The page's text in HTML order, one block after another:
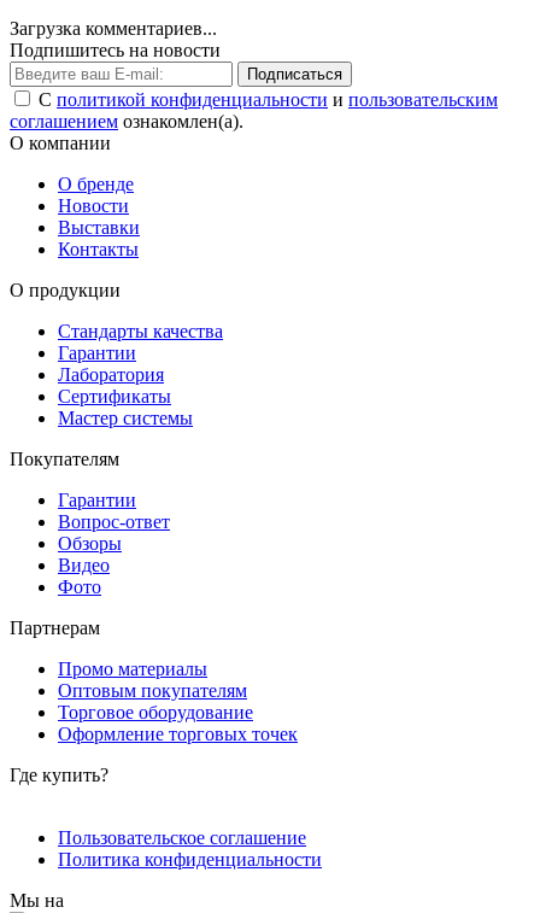
Загрузка комментариев...
Подпишитесь на новости
Подписаться
С политикой конфиденциальности и пользовательским
соглашением ознакомлен(а).
О компании
О бренде
Новости
Выставки
Контакты
О продукции
Стандарты качества
Гарантии
Лаборатория
Сертификаты
Мастер системы
Покупателям
Гарантии
Вопрос-ответ
Обзоры
Видео
Фото
Партнерам
Промо материалы
Оптовым покупателям
Торговое оборудование
Оформление торговых точек
Где купить?
Пользовательское соглашение
Политика конфиденциальности
Мы на